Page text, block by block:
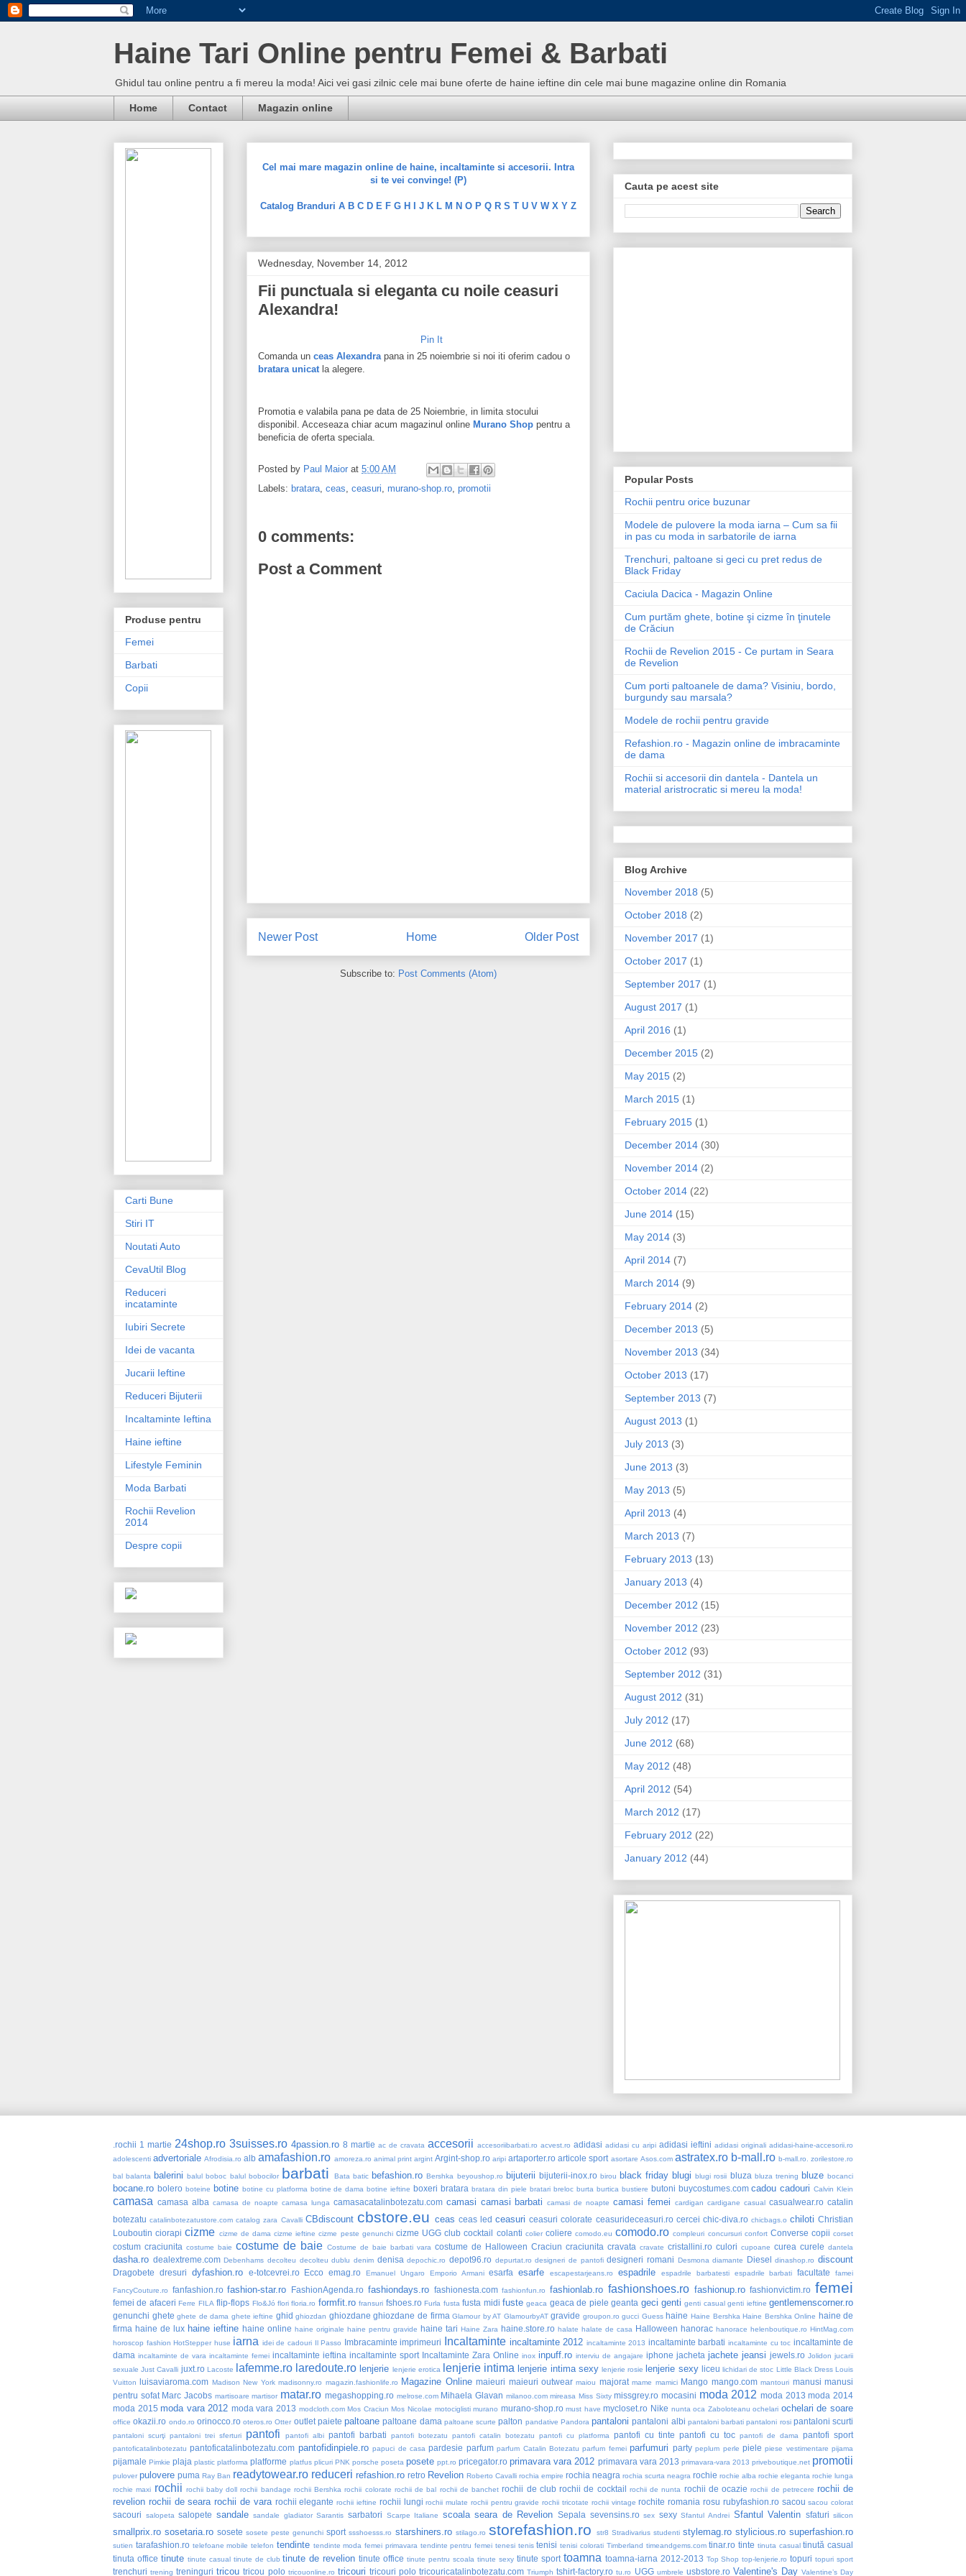
Haine Tari Online pentru Femei & Barbati
Ghidul tau online pentru a fi mereu la moda! Aici vei gasi zilnic cele mai bune oferte de haine ieftine din cele mai bune magazine online din Romania
Home Contact Magazin online
Cel mai mare magazin online de haine, incaltaminte si accesorii. Intra
si te vei convinge! (P)
Catalog Branduri A B C D E F G H I J K L M N O P Q R S T U V W X Y Z
Wednesday, November 14, 2012
Fii punctuala si eleganta cu noile ceasuri
Alexandra!
Pin It
Comanda un ceas Alexandra pana in 25 noiembrie si noi iti oferim cadou o
bratara unicat la alegere.
Promotia e valabila pana pe data de 25 Noiembrie, in limita stocului
disponibil. Acceseaza chiar acum magazinul online Murano Shop pentru a
beneficia de oferta speciala.
Posted by Paul Maior at 5:00 AM
Labels: bratara ceas ceasuri murano-shop.ro promotii
0 comments:
Post a Comment
Newer Post Older Post
Home
Subscribe to: Post Comments (Atom)
Produse pentru
Femei
Barbati
Copii
Carti Bune
Stiri IT
Noutati Auto
CevaUtil Blog
Reduceri
incataminte
Iubiri Secrete
Idei de vacanta
Jucarii Ieftine
Reduceri Bijuterii
Incaltaminte Ieftina
Haine ieftine
Lifestyle Feminin
Moda Barbati
Rochii Revelion
2014
Despre copii
Cauta pe acest site
Popular Posts
Rochii pentru orice buzunar
Modele de pulovere la moda iarna – Cum sa fii
in pas cu moda in sarbatorile de iarna
Trenchuri, paltoane si geci cu pret redus de
Black Friday
Caciula Dacica - Magazin Online
Cum purtăm ghete, botine şi cizme în ţinutele
de Crăciun
Rochii de Revelion 2015 - Ce purtam in Seara
de Revelion
Cum porti paltoanele de dama? Visiniu, bordo,
burgundy sau marsala?
Modele de rochii pentru gravide
Refashion.ro - Magazin online de imbracaminte
de dama
Rochii si accesorii din dantela - Dantela un
material aristrocratic si mereu la moda!
Blog Archive
November 2018 (5)
October 2018 (2)
November 2017 (1)
October 2017 (1)
September 2017 (1)
August 2017 (1)
April 2016 (1)
December 2015 (2)
May 2015 (2)
March 2015 (1)
February 2015 (1)
December 2014 (30)
November 2014 (2)
October 2014 (22)
June 2014 (15)
May 2014 (3)
April 2014 (7)
March 2014 (9)
February 2014 (2)
December 2013 (5)
November 2013 (34)
October 2013 (17)
September 2013 (7)
August 2013 (1)
July 2013 (3)
June 2013 (3)
May 2013 (5)
April 2013 (4)
March 2013 (7)
February 2013 (13)
January 2013 (4)
December 2012 (15)
November 2012 (23)
October 2012 (93)
September 2012 (31)
August 2012 (31)
July 2012 (17)
June 2012 (68)
May 2012 (48)
April 2012 (54)
March 2012 (17)
February 2012 (22)
January 2012 (44)
.rochii 1 martie 24shop.ro 3suisses.ro 4passion.ro 8 martie ac de cravata accesorii accesoriibarbati.ro acvest.ro adidasi adidasi cu aripi adidasi ieftini adidasi originali adidasi-haine-accesorii.ro
adolescenti advertoriale Afrodisia.ro alb amafashion.ro amoreza.ro animal print argint Argint-shop.ro aripi artaporter.ro articole sport asortare Asos.com astratex.ro b-mall.ro b-mall.ro. zorilestore.ro
bal balanta balerini balul boboc balul bobocilor barbati Bata batic befashion.ro Bershka beyoushop.ro bijuterii bijuterii-inox.ro birou black friday blugi blugi rosii bluza bluza trening bluze bocanci
bocane.ro bolero boteine botine botine cu platforma botine de dama botine ieftine boxeri bratara bratara din piele bratari breloc burta burtica bustiere butoni buycostumes.com cadou cadouri Calvin Klein
camasa camasa alba camasa de noapte camasa lunga camasacatalinbotezatu.com camasi camasi barbati camasi de noapte camasi femei cardigan cardigane casual casualwear.ro catalin
botezatu catalinbotezatustore.com catalog zara Cavalli CBdiscount cbstore.eu ceas ceas led ceasuri ceasuri colorate ceasurideceasuri.ro cercei chic-diva.ro chicbags.o chiloti Christian
Louboutin ciorapi cizme cizme de dama cizme ieftine cizme peste genunchi cizme UGG club cocktail colanti colier coliere comodo.eu comodo.ro compleuri concursuri confort Converse copii corset
costum craciunita costume baie costume de baie Costume de baie barbati vara costume de Halloween Craciun craciunita cravata cravate cristallini.ro culori cupoane curea curele dantela
dasha.ro dealextreme.com Debenhams decolteu decolteu dublu denim denisa depochic.ro depot96.ro depurtat.ro designeri de pantofi designeri romani Desmona diamante Diesel dinashop.ro discount
Dragobete dresuri dyfashion.ro e-totcevrei.ro Ecco emag.ro Emanuel Ungaro Emporio Armani esarfa esarfe escapestarjeans.ro espadrile espadrile barbatesti espadrile barbati facultate famei
FancyCouture.ro fanfashion.ro fashion-star.ro FashionAgenda.ro fashiondays.ro fashionesta.com fashionfun.ro fashionlab.ro fashionshoes.ro fashionup.ro fashionvictim.ro femei
femei de afaceri Ferre FILA flip-flops Flo&Jó flori floria.ro formfit.ro fransuri fshoes.ro Furla fusta fusta midi fuste geaca geaca de piele geanta geci genti genti casual genti ieftine gentlemenscorner.ro
genunchi ghete ghete de dama ghete ieftine ghid ghiozdan ghiozdane ghiozdane de firma Glamour by AT GlamourbyAT gravide groupon.ro gucci Guess haine Haine Bershka Haine Bershka Online haine de
firma haine de lux haine ieftine haine online haine originale haine pentru gravide haine tari Haine Zara haine.store.ro halate halate de casa Halloween hanorac hanorace helenboutique.ro HintMag.com
horoscop fashion HotStepper huse iarna idei de cadouri Il Passo Imbracaminte imprimeuri Incaltaminte incaltaminte 2012 incaltaminte 2013 incaltaminte barbati incaltaminte cu toc incaltaminte de
dama incaltaminte de vara incaltaminte femei incaltaminte ieftina incaltaminte sport Incaltaminte Zara Online inox inpuff.ro interviu de angajare iphone jacheta jachete jeansi jewels.ro Jolidon jucarii
sexuale Just Cavalli juxt.ro Lacoste lafemme.ro laredoute.ro lenjerie lenjerie erotica lenjerie intima lenjerie intima sexy lenjerie rosie lenjerie sexy liceu lichidari de stoc Little Black Dress Louis
Vuitton luisaviaroma.com Madison New York madisonny.ro magazin.fashionlife.ro Magazine Online maieuri maieuri outwear maiou majorat mame mamici Mango mango.com mantouri manusi manusi
pentru sofat Marc Jacobs martisoare martisor matar.ro megashopping.ro melrose.com Mihaela Glavan milanoo.com mireasa Miss Sixty missgrey.ro mocasini moda 2012 moda 2013 moda 2014
moda 2015 moda vara 2012 moda vara 2013 modcloth.com Mos Craciun Mos Nicolae motociglisti murano murano-shop.ro must have mycloset.ro Nike nunta oca Zaboloteanu ochelari ochelari de soare
office okazii.ro ondo.ro orinocco.ro oteros.ro Otter outlet paiete paltoane paltoane dama paltoane scurte palton pandative Pandora pantaloni pantaloni albi pantaloni barbati pantaloni rosi pantaloni scurti
pantaloni scurţi pantaloni trei sferturi pantofi pantofi albi pantofi barbati pantofi botezatu pantofi catalin botezatu pantofi cu platforma pantofi cu tinte pantofi cu toc pantofi de dama pantofi sport
pantoficatalinbotezatu pantoficatalinbotezatu.com pantofidinpiele.ro papuci de casa pardesie parfum parfum Catalin Botezatu parfum femei parfumuri party peplum perle piele piese vestimentare pijama
pijamale Pimkie plaja plastic platforma platforme platfus plicuri PNK porsche poseta posete ppt.ro pricegator.ro primavara vara 2012 primavara vara 2013 primavara-vara 2013 priveboutique.net promotii
pulover pulovere puma Ray Ban readytowear.ro reduceri refashion.ro retro Revelion Roberto Cavalli rochia empire rochia neagra rochia scurta neagra rochie rochie alba rochie eleganta rochie lunga
rochie maxi rochii rochii baby doll rochii bandage rochii Bershka rochii colorate rochii de bal rochii de banchet rochii de club rochii de cocktail rochii de nunta rochii de ocazie rochii de petrecere rochii de
revelion rochii de seara rochii de vara rochii elegante rochii ieftine rochii lungi rochii mulate rochii pentru gravide rochii tricotate rochii vintage rochite romania rosu rubyfashion.ro sacou sacou colorat
sacouri salopeta salopete sandale sandale gladiator Sarantis sarbatori Scarpe Italiane scoala seara de Revelion Sepala sevensins.ro sex sexy Sfantul Andrei Sfantul Valentin sfaturi silicon
smallprix.ro sosetaria.ro sosete sosete peste genunchi sport ssshoesss.ro starshiners.ro stilago.ro storefashion.ro str8 Stradivarius studenti stylemag.ro stylicious.ro superfashion.ro
sutien tarafashion.ro telefoane mobile telefon tendinte tendinte moda femei primavara tendinte pentru femei tenesi tenis tenisi tenisi colorati Timberland timeandgems.com tinar.ro tinte tinuta casual tinută casual
tinuta office tinute tinute casual tinute de club tinute de revelion tinute office tinute pentru scoala tinute sexy tinute sport toamna toamna-iarna 2012-2013 Top Shop top-lenjerie.ro topuri topuri sport
trenchuri trening treninguri tricou tricou polo tricouonline.ro tricouri tricouri polo tricouricatalinbotezatu.com Triumph tshirt-factory.ro tu.ro UGG umbrele usbstore.ro Valentine's Day Valentine’s Day